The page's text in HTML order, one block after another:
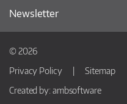
Newsletter
© 2026
Privacy Policy
Sitemap
Created by: ambsoftware